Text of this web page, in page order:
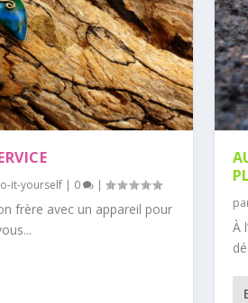
it-yourself | 0 |
frère avec un appareil pour
À